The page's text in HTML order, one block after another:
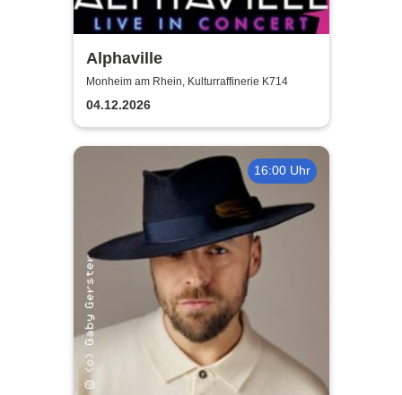
Alphaville
Monheim am Rhein, Kulturraffinerie K714
04.12.2026
16:00 Uhr